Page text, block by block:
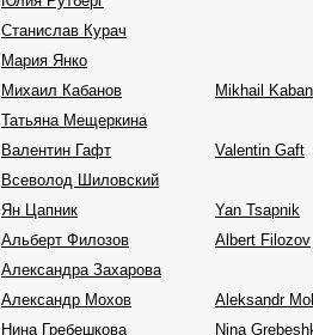
Станислав Курач
Мария Янко
Михаил Кабанов
Mikhail
Татьяна Мещеркина
Валентин Гафт
Valentin Gaft
Всеволод Шиловский
Ян Цапник
Yan Tsapnik
Альберт Филозов
Albert Filozov
Александра Захарова
Александр Мохов
Aleksandr
Нина Гребешкова
Nina